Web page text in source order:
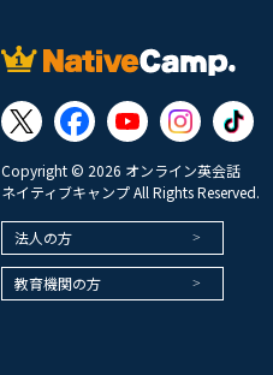
Copyright © 2026 オンライン英会話
ネイティブキャンプ All Rights Reserved.
法人の方
教育機関の方